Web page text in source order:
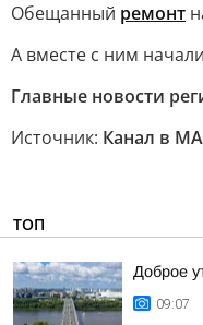
Обещанный ремонт
А вместе с ним
Главные новости
Источник: Канал в
ТОП
Доброе
09:07